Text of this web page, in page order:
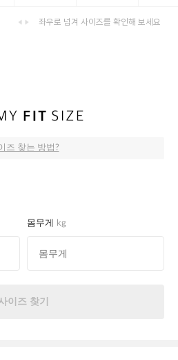
좌우로 넘겨 사이즈를 확인해 보세요